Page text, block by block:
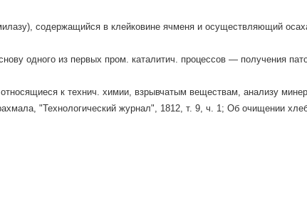
содержащийся в клейковине ячменя и осуществляющий
одного из первых пром. каталитич. процессов — получения
к технич. химии, взрывчатым веществам, анализу
"Технологический журнал", 1812, т. 9, ч. 1; Об очищении